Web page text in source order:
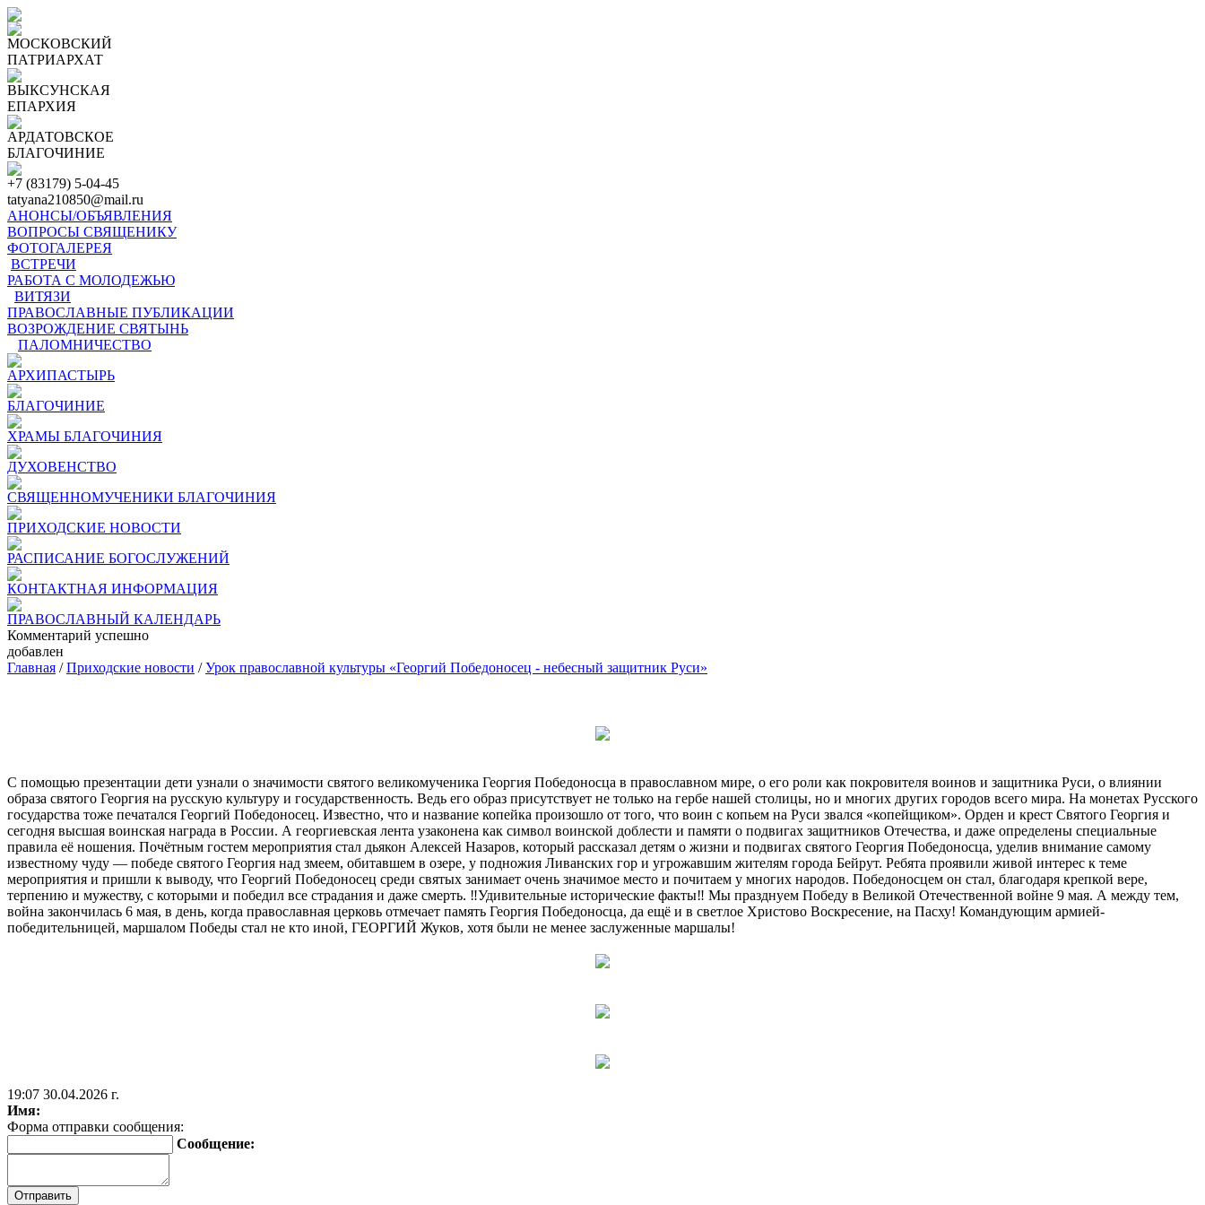
МОСКОВСКИЙ
ПАТРИАРХАТ
ВЫКСУНСКАЯ
ЕПАРХИЯ
АРДАТОВСКОЕ
БЛАГОЧИНИЕ
+7 (83179) 5-04-45
tatyana210850@mail.ru
АНОНСЫ/ОБЪЯВЛЕНИЯ
ВОПРОСЫ СВЯЩЕНИКУ
ФОТОГАЛЕРЕЯ
ВСТРЕЧИ
РАБОТА С МОЛОДЕЖЬЮ
ВИТЯЗИ
ПРАВОСЛАВНЫЕ ПУБЛИКАЦИИ
ВОЗРОЖДЕНИЕ СВЯТЫНЬ
ПАЛОМНИЧЕСТВО
АРХИПАСТЫРЬ
БЛАГОЧИНИЕ
ХРАМЫ БЛАГОЧИНИЯ
ДУХОВЕНСТВО
СВЯЩЕННОМУЧЕНИКИ БЛАГОЧИНИЯ
ПРИХОДСКИЕ НОВОСТИ
РАСПИСАНИЕ БОГОСЛУЖЕНИЙ
КОНТАКТНАЯ ИНФОРМАЦИЯ
ПРАВОСЛАВНЫЙ КАЛЕНДАРЬ
Комментарий успешно
добавлен
Главная /Приходские новости /Урок православной культуры «Георгий Победоносец - небесный защитник Руси»
С помощью презентации дети узнали о значимости святого великомученика Георгия Победоносца в православном мире, о его роли как покровителя воинов и защитника Руси, о влиянии
образа святого Георгия на русскую культуру и государственность. Ведь его образ присутствует не только на гербе нашей столицы, но и многих других городов всего мира. На монетах Русского
государства тоже печатался Георгий Победоносец. Известно, что и название копейка произошло от того, что воин с копьем на Руси звался «копейщиком». Орден и крест Святого Георгия и
сегодня высшая воинская награда в России. А георгиевская лента узаконена как символ воинской доблести и памяти о подвигах защитников Отечества, и даже определены специальные
правила её ношения. Почётным гостем мероприятия стал дьякон Алексей Назаров, который рассказал детям о жизни и подвигах святого Георгия Победоносца, уделив внимание самому
известному чуду — победе святого Георгия над змеем, обитавшем в озере, у подножия Ливанских гор и угрожавшим жителям города Бейрут. Ребята проявили живой интерес к теме
мероприятия и пришли к выводу, что Георгий Победоносец среди святых занимает очень значимое место и почитаем у многих народов. Победоносцем он стал, благодаря крепкой вере,
терпению и мужеству, с которыми и победил все страдания и даже смерть. ‼Удивительные исторические факты‼ Мы празднуем Победу в Великой Отечественной войне 9 мая. А между тем,
война закончилась 6 мая, в день, когда православная церковь отмечает память Георгия Победоносца, да ещё и в светлое Христово Воскресение, на Пасху! Командующим армией-
победительницей, маршалом Победы стал не кто иной, ГЕОРГИЙ Жуков, хотя были не менее заслуженные маршалы!
19:07 30.04.2026 г.
Имя:
Форма отправки сообщения:
Сообщение: